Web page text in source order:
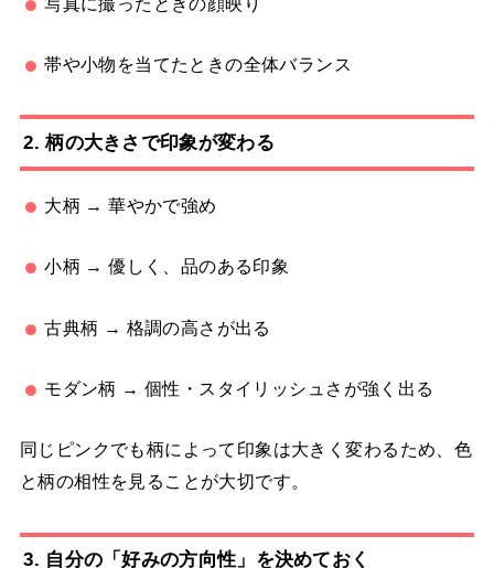
帯や小物を当てたときの全体バランス
2. 柄の大きさで印象が変わる
大柄 → 華やかで強め
小柄 → 優しく、品のある印象
古典柄 → 格調の高さが出る
モダン柄 → 個性・スタイリッシュさが強く出る
同じピンクでも柄によって印象は大きく変わるため、色
と柄の相性を見ることが大切です。
3. 自分の「好みの方向性」を決めておく